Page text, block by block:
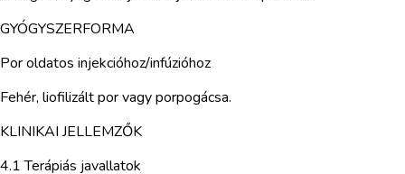
GYÓGYSZERFORMA
Por oldatos injekcióhoz/infúzióhoz
Fehér, liofilizált por vagy porpogácsa.
KLINIKAI JELLEMZŐK
4.1 Terápiás javallatok